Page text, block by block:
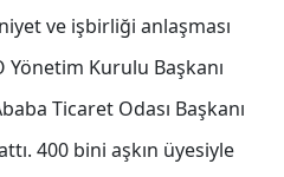
ve işbirliği anlaşması
Yönetim Kurulu Başkanı
Ticaret Odası Başkanı
400 bini aşkın üyesiyle